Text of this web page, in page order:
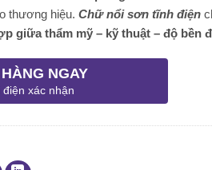
thương hiệu. Chữ nổi sơn tĩnh điện
giữa thẩm mỹ – kỹ thuật – độ bền
NGAY
điện xác nhận